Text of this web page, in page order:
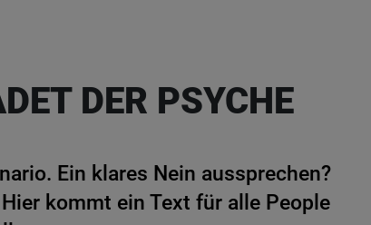
DER PSYCHE
Ein klares Nein aussprechen?
kommt ein Text für alle People